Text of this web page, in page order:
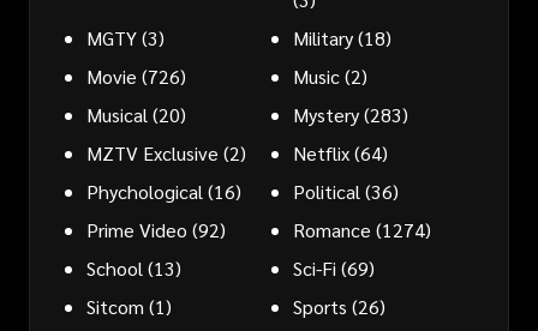
MGTY(3) Military(18)
Movie (726) Music(2)
Musical (20) Mystery(283)
MZTV Exclusive (2) Netflix(64)
Phychological (16) Political (36)
Prime Video (92) Romance (1274)
School (13) Sci-Fi (69)
Sitcom (1) Sports (26)